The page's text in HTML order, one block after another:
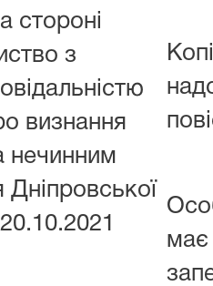
стороні
з
визнання
нечинним
Дніпровської
має